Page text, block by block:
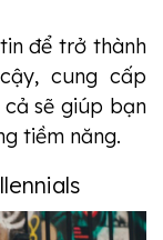
để trở thành
cung cấp
sẽ giúp bạn
tiềm năng.